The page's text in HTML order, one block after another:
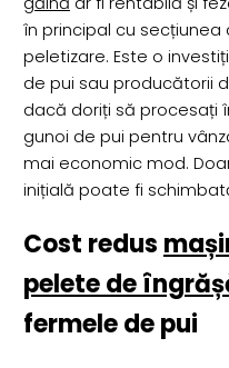
în principal cu
peletizare. Este o
de pui sau producătorii
dacă doriți să procesați
gunoi de pui pentru
mai economic mod.
inițială poate fi
Cost redus
pelete de
fermele de pui